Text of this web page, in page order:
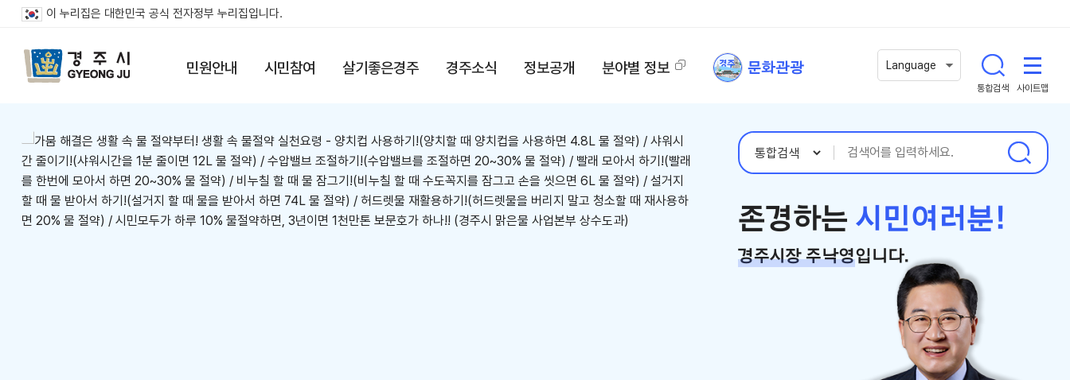
이 누리집은 대한민국 공식 전자정부 누리집입니다.
민원안내 시민참여 살기좋은경주 경주소식 정보공개 분야별 정보 문화관광 Language
통합검색 사이트맵
존경하는시민여러분!
경주시장 주낙영입니다.